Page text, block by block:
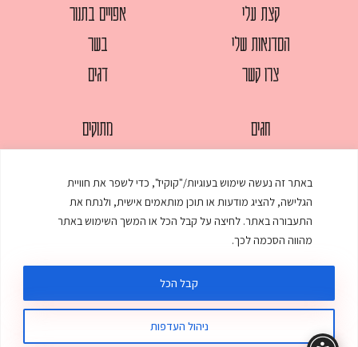
באתר זה נעשה שימוש בעוגיות/"קוקיז", כדי לשפר את חוויית
הגלישה, להציג מודעות או תוכן מותאמים אישית, ולנתח את
התעבורה באתר. לחיצה על קבל הכל או המשך השימוש באתר
מהווה הסכמה לכך.
ניהול העדפות
קבל הכל
קצת עלי
הסדנאות שלי
צרו קשר
אפויים בתנור
בשר
דגים
חגים
מאפים
ממולאים
מרקים
מתוקים
עוגות
עוף
© כל הזכויות שמורות לענת אלישע | עיצוב ובניית אתר